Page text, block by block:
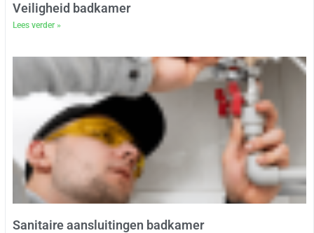
Veiligheid badkamer
Lees verder »
Sanitaire aansluitingen badkamer